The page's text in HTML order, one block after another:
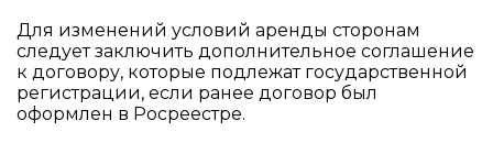
Для изменений условий аренды сторонам
следует заключить дополнительное соглашение
к договору, которые подлежат государственной
регистрации, если ранее договор был
оформлен в Росреестре.